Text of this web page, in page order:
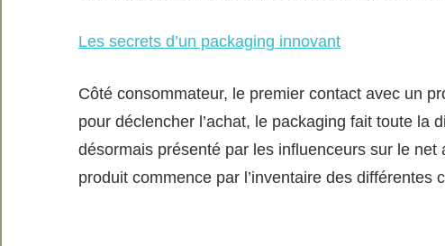
Les secrets d’un packaging innovant
Côté consommateur, le premier contact avec un
pour déclencher l’achat, le packaging fait toute la
désormais présenté par les influenceurs sur le
produit commence par l’inventaire des différentes